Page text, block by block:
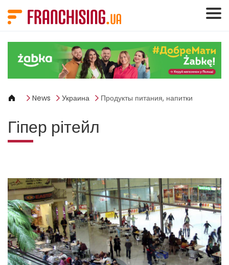
News Украина Продукты питания, напитки
Гіпер рітейл